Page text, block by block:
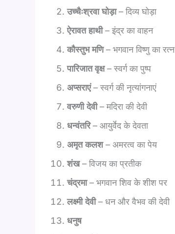
उच्चैःश्रवा घोड़ा– दिव्य घोड़ा
ऐरावत हाथी– इंद्र का वाहन
कौस्तुभ मणि– भगवान विष्णु का रत्न
पारिजात वृक्ष– स्वर्ग का पुष्प
अप्सराएं– स्वर्ग की नृत्यांगनाएं
वरुणी देवी– मदिरा की देवी
धन्वंतरि– आयुर्वेद के देवता
अमृत कलश– अमरत्व का पेय
शंख– विजय का प्रतीक
चंद्रमा– भगवान शिव के शीश पर
लक्ष्मी देवी– धन और वैभव की देवी
धनुष